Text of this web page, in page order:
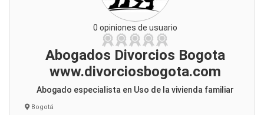
0 opiniones de usuario
Abogados Divorcios Bogota
www.divorciosbogota.com
Abogado especialista en Uso de la vivienda familiar
Bogotá